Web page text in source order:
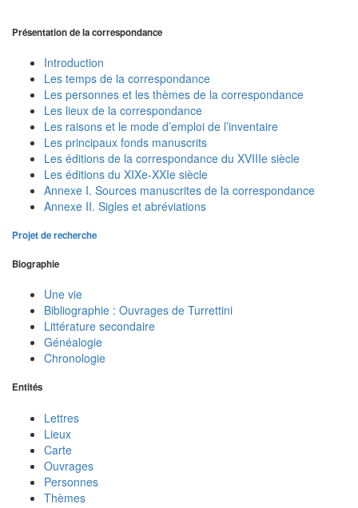
Présentation de la correspondance
Introduction
Les temps de la correspondance
Les personnes et les thèmes de la correspondance
Les lieux de la correspondance
Les raisons et le mode d’emploi de l’inventaire
Les principaux fonds manuscrits
Les éditions de la correspondance du XVIIIe siècle
Les éditions du XIXe-XXIe siècle
Annexe I. Sources manuscrites de la correspondance
Annexe II. Sigles et abréviations
Projet de recherche
Biographie
Une vie
Bibliographie : Ouvrages de Turrettini
Littérature secondaire
Généalogie
Chronologie
Entités
Lettres
Lieux
Carte
Ouvrages
Personnes
Thèmes